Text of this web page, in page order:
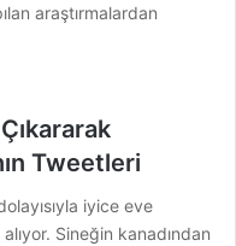
araştırmalardan
Tweetleri
iyice eve
Sineğin kanadından